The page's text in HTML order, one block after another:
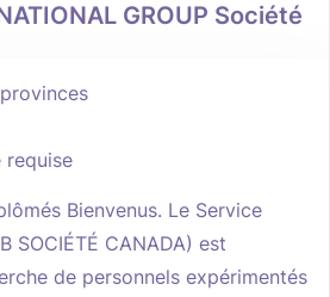
GROUP Société
requise
Bienvenus. Le Service
SOCIÉTÉ CANADA) est
de personnels expérimentés